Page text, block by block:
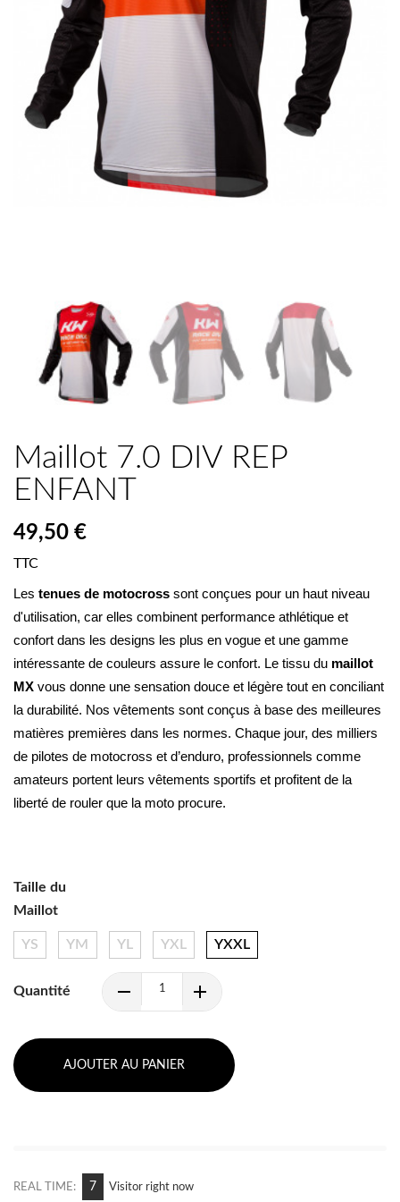
Maillot 7.0 DIV REP
ENFANT
49,50 €
TTC
Les tenues de motocross sont conçues pour un haut niveau
d'utilisation, car elles combinent performance athlétique et
confort dans les designs les plus en vogue et une gamme
intéressante de couleurs assure le confort. Le tissu du maillot
MX vous donne une sensation douce et légère tout en conciliant
la durabilité. Nos vêtements sont conçus à base des meilleures
matières premières dans les normes. Chaque jour, des milliers
de pilotes de motocross et d’enduro, professionnels comme
amateurs portent leurs vêtements sportifs et profitent de la
liberté de rouler que la moto procure.
Taille du
Maillot
YS YM YL YXL YXXL
Quantité
AJOUTER AU PANIER
REAL TIME: 12 Visitor right now